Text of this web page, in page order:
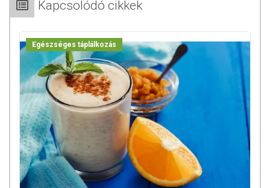
Kapcsolódó cikkek
Egészséges táplálkozás